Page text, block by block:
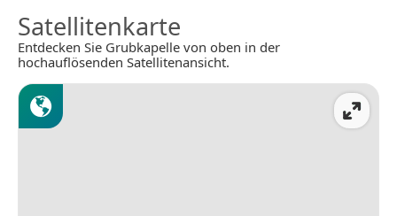
Satellitenkarte
Entdecken Sie Grubkapelle von oben in der
hochauflösenden Satellitenansicht.